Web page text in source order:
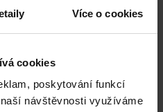
Více o cookies
cookies
poskytování funkcí
návštěvnosti využíváme
jsou známé pro své
Pomáhají uvolnit plyny z
Navíc podporují